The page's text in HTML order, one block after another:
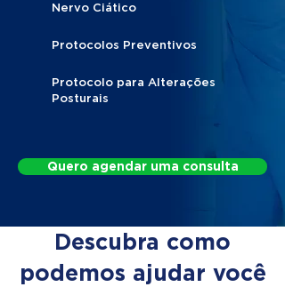
Nervo Ciático
Protocolos Preventivos
Protocolo para Alterações
Posturais
Quero agendar uma consulta
Descubra como
podemos ajudar você